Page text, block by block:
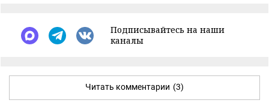
Подписывайтесь на наши
каналы
Читать комментарии (3)